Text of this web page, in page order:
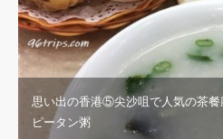
思い出の香港⑤尖沙咀で人気の茶
ピータン粥